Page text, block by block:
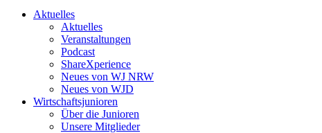
Aktuelles
Aktuelles
Veranstaltungen
Podcast
ShareXperience
Neues von WJ NRW
Neues von WJD
Wirtschaftsjunioren
Über die Junioren
Unsere Mitglieder